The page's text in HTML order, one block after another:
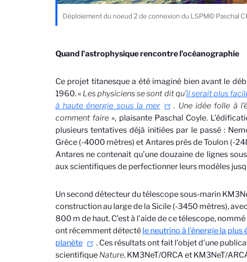
Déploiement du noeud 2 de connexion du LSPM© Paschal
Quand l’astrophysique rencontre l’océanographie
Ce projet titanesque a été imaginé bien avant le
1960. « Les physiciens se sont dit qu’il serait plus
à haute énergie sous la mer
. Une idée folle à
comment faire », plaisante Paschal Coyle.
plusieurs tentatives déjà initiées par le passé :
Grèce (-4000 mètres) et Antares près de Toulon (-
Antares ne contenait qu’une douzaine de lignes
aux scientifiques de perfectionner leurs modèles
Un second détecteur du télescope sous-marin
construction au large de la Sicile (-3450 mètres),
800 m de haut. C’est à l’aide de ce télescope,
ont récemment détecté le neutrino à l’énergie la
planète
. Ces résultats ont fait l’objet d’une
scientifique Nature. KM3NeT/ORCA et KM3NeT/